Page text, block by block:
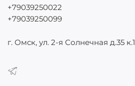
+79039250022
+79039250099
г. Омск, ул. 2-я Солнечная д.35 к.1